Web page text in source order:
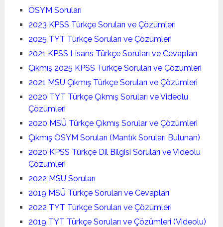
ÖSYM Soruları
2023 KPSS Türkçe Soruları ve Çözümleri
2025 TYT Türkçe Soruları ve Çözümleri
2021 KPSS Lisans Türkçe Soruları ve Cevapları
Çıkmış 2025 KPSS Türkçe Soruları ve Çözümleri
2021 MSÜ Çıkmış Türkçe Soruları ve Çözümleri
2020 TYT Türkçe Çıkmış Soruları ve Videolu
Çözümleri
2020 MSÜ Türkçe Çıkmış Sorular ve Çözümleri
Çıkmış ÖSYM Soruları (Mantık Soruları Bulunan)
2020 KPSS Türkçe Dil Bilgisi Soruları ve Videolu
Çözümleri
2022 MSÜ Soruları
2019 MSÜ Türkçe Soruları ve Cevapları
2022 TYT Türkçe Soruları ve Çözümleri
2019 TYT Türkçe Soruları ve Çözümleri (Videolu)